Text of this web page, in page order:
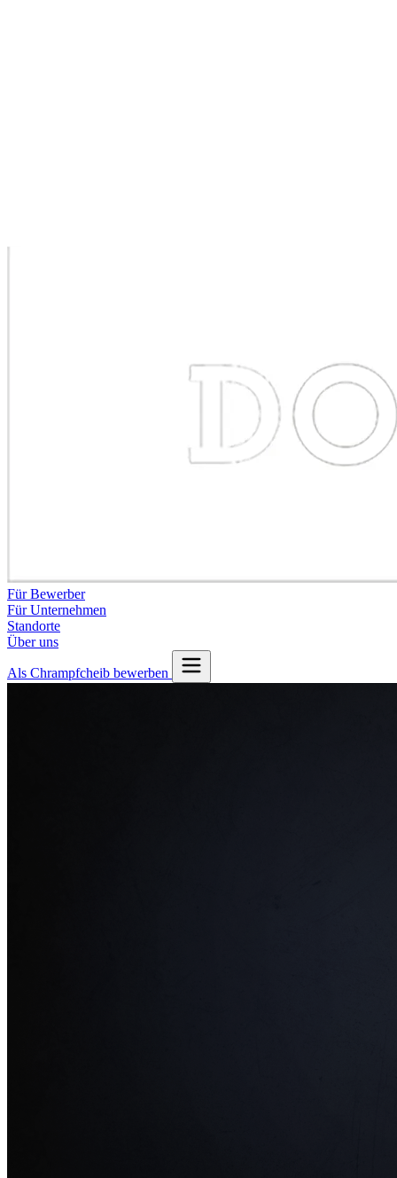
Für Bewerber
Für Unternehmen
Standorte
Über uns
Als Chrampfcheib bewerben